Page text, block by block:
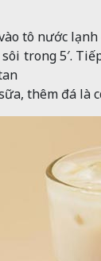
tô nước
trong 5′.
thêm đá là